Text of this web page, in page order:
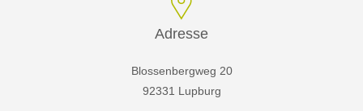
Adresse
Blossenbergweg 20
92331 Lupburg